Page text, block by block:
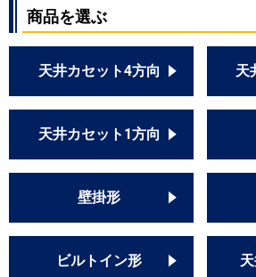
商品を選ぶ
天井カセット4方向 天
天井カセット1方向
壁掛形
ビルトイン形